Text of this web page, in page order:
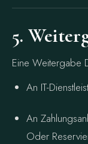
5.
Eine Weitergabe
An IT-
An
Oder